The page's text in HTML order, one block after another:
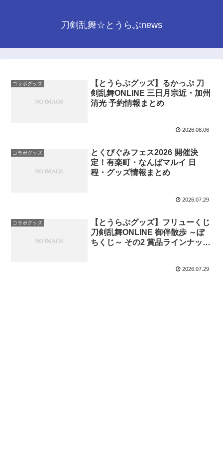
刀剣乱舞☆とうらぶnews
コラボグッズ
【とうらぶグッズ】るかっぷ 刀
剣乱舞ONLINE 三日月宗近・加州
清光 予約情報まとめ
2026.08.06
コラボグッズ
とくびぐみフェス2026 開催決
定！有楽町・なんばマルイ 日
程・グッズ情報まとめ
2026.07.29
コラボグッズ
【とうらぶグッズ】フリューくじ
刀剣乱舞ONLINE 御伴散歩 ～ぽ
ちくじ～ その2 賞品ラインナップ
2026.07.29